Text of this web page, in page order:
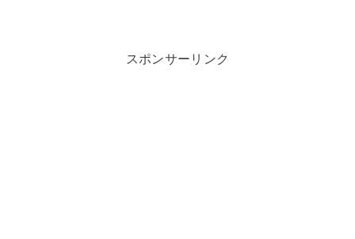
スポンサーリンク